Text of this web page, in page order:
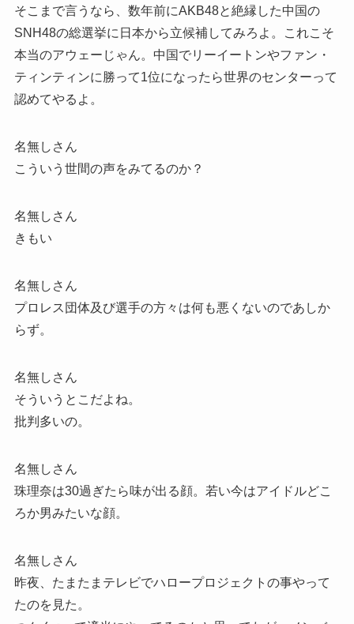
そこまで言うなら、数年前にAKB48と絶縁した中国の
SNH48の総選挙に日本から立候補してみろよ。これこそ
本当のアウェーじゃん。中国でリーイートンやファン・
ティンティンに勝って1位になったら世界のセンターって
認めてやるよ。
名無しさん
こういう世間の声をみてるのか？
名無しさん
きもい
名無しさん
プロレス団体及び選手の方々は何も悪くないのであしか
らず。
名無しさん
そういうとこだよね。
批判多いの。
名無しさん
珠理奈は30過ぎたら味が出る顔。若い今はアイドルどこ
ろか男みたいな顔。
名無しさん
昨夜、たまたまテレビでハロープロジェクトの事やって
たのを見た。